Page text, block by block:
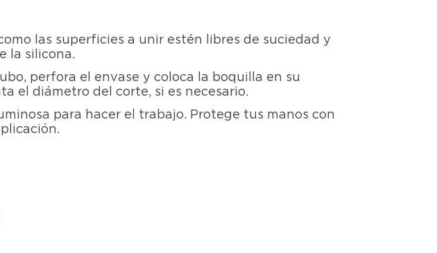
las superficies a unir estén libres de suciedad y
la silicona.
perfora el envase y coloca la boquilla en su
el diámetro del corte, si es necesario.
para hacer el trabajo. Protege tus manos con